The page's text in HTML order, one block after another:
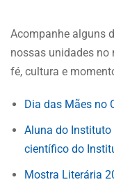
Acompanhe alguns
nossas unidades no
fé, cultura e
Dia das Mães no
Aluna do Instituto
científico do
Mostra Literária